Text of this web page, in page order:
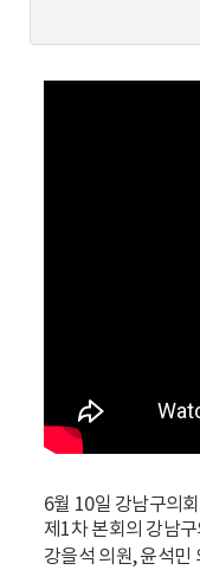
6월 10일 강남구의
제1차 본회의 강남
강을석 의원, 윤석민